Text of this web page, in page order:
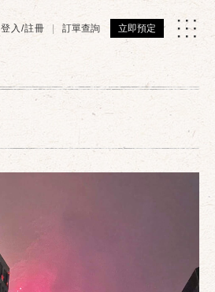
登入/註冊 訂單查詢 立即預定